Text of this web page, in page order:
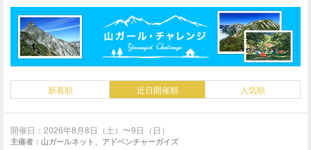
新着順 近日開催順 人気順
開催日：2026年8月8日（土）〜9日（日）
主催者：山ガールネット、アドベンチャーガイズ